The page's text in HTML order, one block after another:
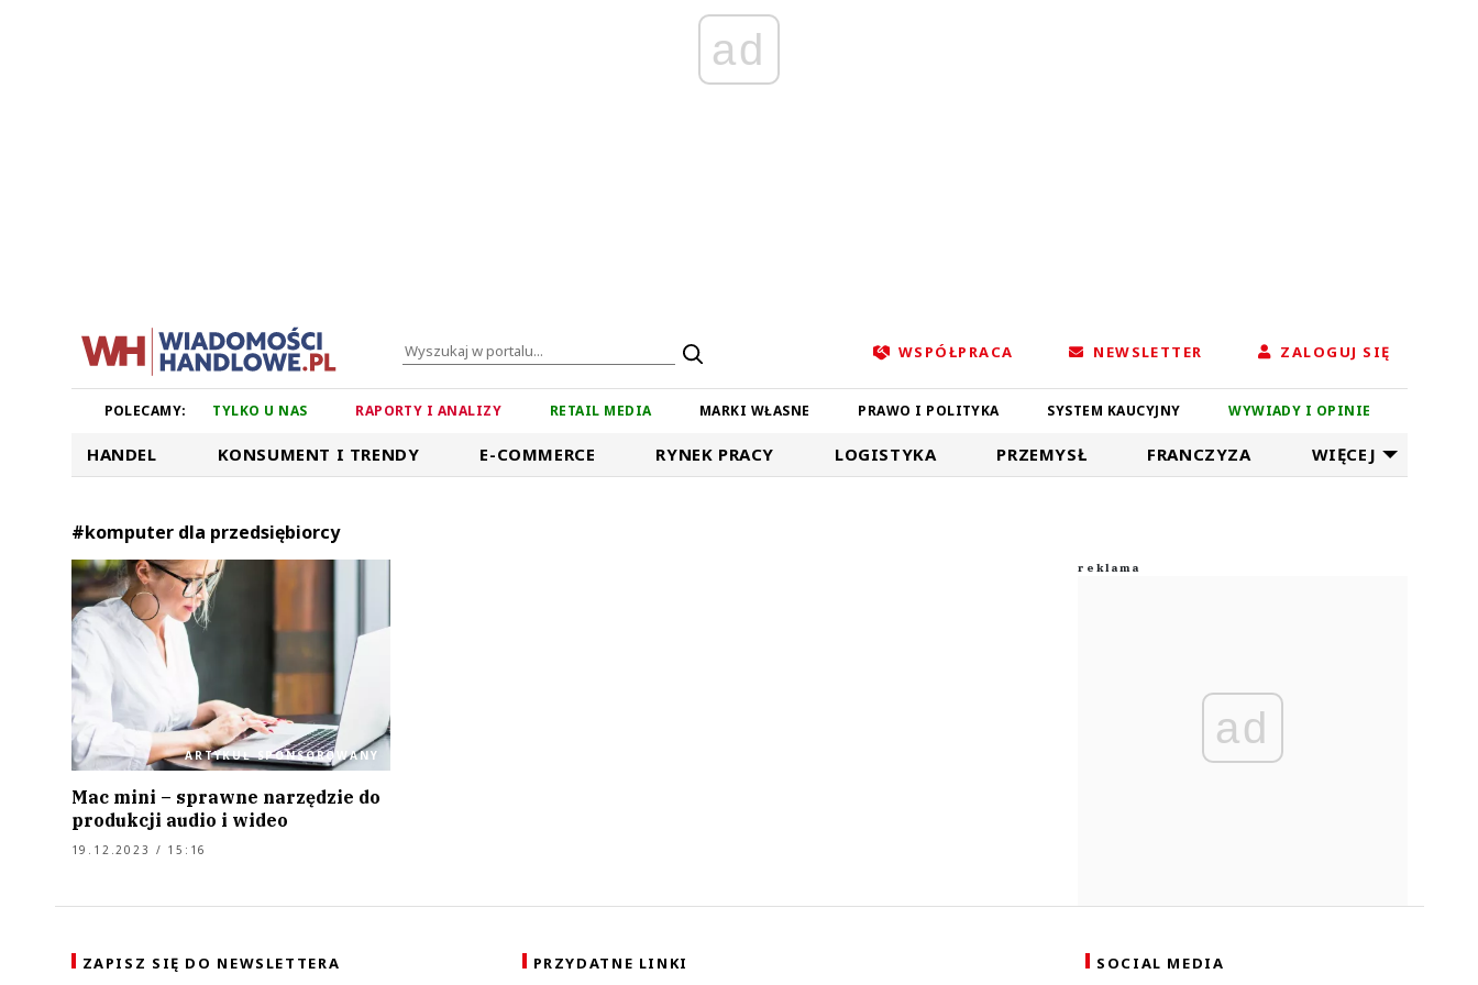
ad
WSPÓŁPRACA NEWSLETTER ZALOGUJ SIĘ
POLECAMY: TYLKO U NAS RAPORTY I ANALIZY RETAIL MEDIA MARKI WŁASNE PRAWO I POLITYKA SYSTEM KAUCYJNY WYWIADY I OPINIE
HANDEL KONSUMENT I TRENDY E-COMMERCE RYNEK PRACY LOGISTYKA PRZEMYSŁ FRANCZYZA WIĘCEJ
#komputer dla przedsiębiorcy
ARTYKUŁ SPONSOROWANY
Mac mini – sprawne narzędzie do
produkcji audio i wideo
19.12.2023 / 15:16
ad
ZAPISZ SIĘ DO NEWSLETTERA PRZYDATNE LINKI SOCIAL MEDIA